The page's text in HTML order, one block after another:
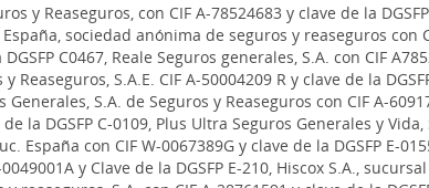
y Reaseguros, con CIF A-78524683 y clave de la
sociedad anónima de seguros y reaseguros con
C0467, Reale Seguros generales, S.A. con CIF
Reaseguros, S.A.E. CIF A-50004209 R y clave de la
Generales, S.A. de Seguros y Reaseguros con CIF A-
la DGSFP C-0109, Plus Ultra Seguros Generales y
España con CIF W-0067389G y clave de la DGSFP E-
y Clave de la DGSFP E-210, Hiscox S.A.,